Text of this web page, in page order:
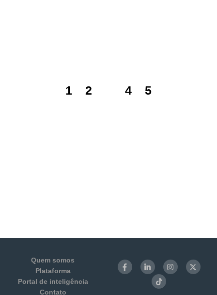
1 2 4 5
Quem somos
Plataforma
Portal de inteligência
Contato